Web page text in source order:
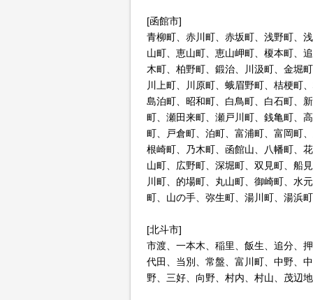
[函館市]
青柳町、赤川町、赤坂町、浅野町、
山町、恵山町、恵山岬町、榎本町、
木町、柏野町、鍛治、川汲町、金堀
川上町、川原町、蛾眉野町、桔梗町
島泊町、昭和町、白鳥町、白石町、
町、瀬田来町、瀬戸川町、銭亀町、
町、戸倉町、泊町、富浦町、富岡町
根崎町、乃木町、函館山、八幡町、
山町、広野町、深堀町、双見町、船
川町、的場町、丸山町、御崎町、水
町、山の手、弥生町、湯川町、湯浜
[北斗市]
市渡、一本木、稲里、飯生、追分、
代田、当別、常盤、富川町、中野、
野、三好、向野、村内、村山、茂辺